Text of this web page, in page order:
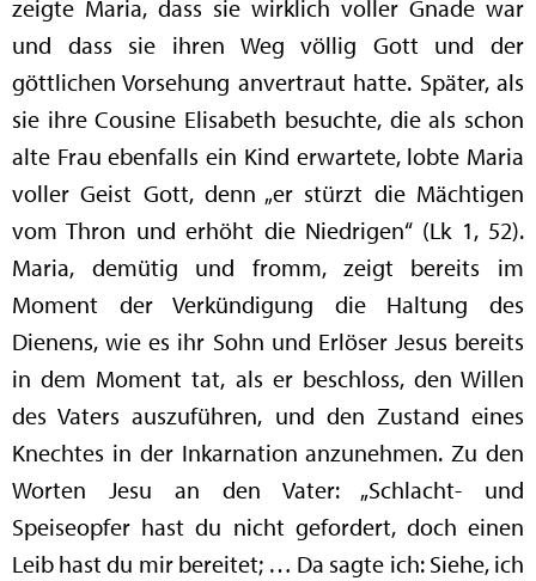
zeigte Maria, dass sie wirklich voller Gnade war
und dass sie ihren Weg völlig Gott und der
göttlichen Vorsehung anvertraut hatte. Später, als
sie ihre Cousine Elisabeth besuchte, die als schon
alte Frau ebenfalls ein Kind erwartete, lobte Maria
voller Geist Gott, denn „er stürzt die Mächtigen
vom Thron und erhöht die Niedrigen“ (Lk 1, 52).
Maria, demütig und fromm, zeigt bereits im
Moment der Verkündigung die Haltung des
Dienens, wie es ihr Sohn und Erlöser Jesus bereits
in dem Moment tat, als er beschloss, den Willen
des Vaters auszuführen, und den Zustand eines
Knechtes in der Inkarnation anzunehmen. Zu den
Worten Jesu an den Vater: „Schlacht- und
Speiseopfer hast du nicht gefordert, doch einen
Leib hast du mir bereitet; … Da sagte ich: Siehe, ich